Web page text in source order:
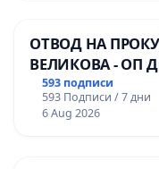
ОТВОД НА
ВЕЛИКОВА - ОП
593 подписи
593 Подписи / 7 дни
6 Aug 2026